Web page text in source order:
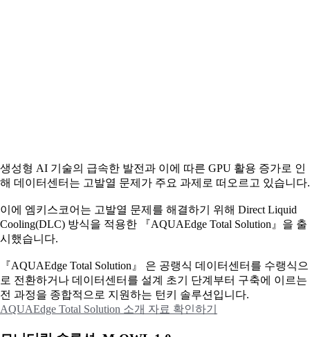
생성형 AI 기술의 급속한 발전과 이에 따른 GPU 활용 증가로 인
해 데이터센터는 고발열 문제가 주요 과제로 떠오르고 있습니다.
이에 엠키스코어는 고발열 문제를 해결하기 위해 Direct Liquid
Cooling(DLC) 방식을 적용한 『AQUAEdge Total Solution』을 출
시했습니다.
『AQUAEdge Total Solution』 은 공랭식 데이터센터를 수랭식으
로 전환하거나 데이터센터를 설계 초기 단계부터 구축에 이르는
전 과정을 종합적으로 지원하는 턴키 솔루션입니다.
AQUAEdge Total Solution 소개 자료 확인하기